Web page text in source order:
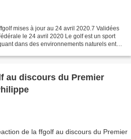
mises à jour au 24 avril 2020.7 Validées
le 24 avril 2020 Le golf est un sport
dans des environnements naturels entre
au discours du Premier